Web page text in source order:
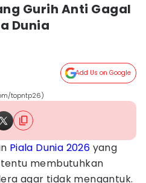
Gurih Anti Gagal
Dunia
Add Us on Google
topntp26)
Piala Dunia 2026 yang
membutuhkan
agar tidak mengantuk.